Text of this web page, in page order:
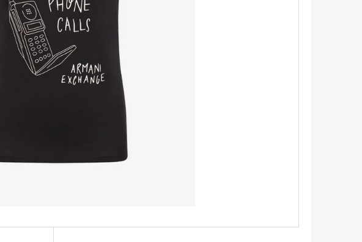
MUSTANG PÁNSKÉ TRIKO S KRÁTKÝM
RUKÁVEM
399 Kč